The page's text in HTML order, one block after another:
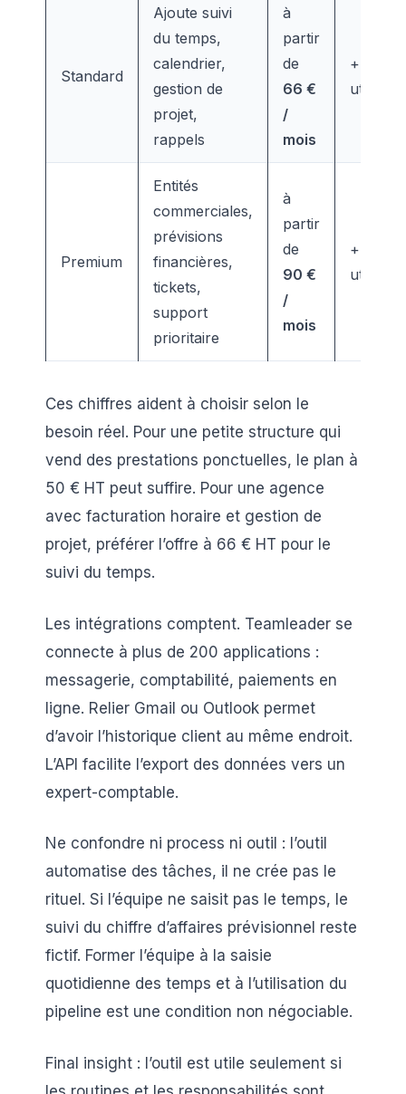
Standard
Ajoute suivi
du temps,
calendrier,
gestion de
projet,
rappels
à
partir
de
66 €
/
mois
+
Premium
Entités
commerciales,
prévisions
financières,
tickets,
support
prioritaire
à
partir
de
90 €
/
mois
+
Ces chiffres aident à choisir selon le
besoin réel. Pour une petite structure qui
vend des prestations ponctuelles, le plan à
50 € HT peut suffire. Pour une agence
avec facturation horaire et gestion de
projet, préférer l’offre à 66 € HT pour le
suivi du temps.
Les intégrations comptent. Teamleader se
connecte à plus de 200 applications :
messagerie, comptabilité, paiements en
ligne. Relier Gmail ou Outlook permet
d’avoir l’historique client au même endroit.
L’API facilite l’export des données vers un
expert-comptable.
Ne confondre ni process ni outil : l’outil
automatise des tâches, il ne crée pas le
rituel. Si l’équipe ne saisit pas le temps, le
suivi du chiffre d’affaires prévisionnel reste
fictif. Former l’équipe à la saisie
quotidienne des temps et à l’utilisation du
pipeline est une condition non négociable.
Final insight : l’outil est utile seulement si